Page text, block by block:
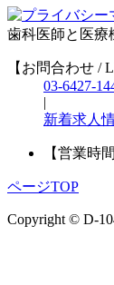
歯科医師と医療
【お問合わせ /
03-6427-
|
新着求人
【営業時間
ページTOP
Copyright © D-